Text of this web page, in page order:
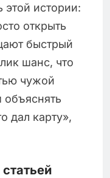
истории:
открыть
быстрый
шанс, что
чужой
дал карту»,